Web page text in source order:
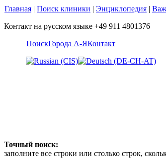
Главная | Поиск клиники | Энциклопедия |
Контакт на русском языке +49 911 4801376
ПоискГорода А-ЯКонтакт
Точный поиск:
заполните все строки или столько строк,